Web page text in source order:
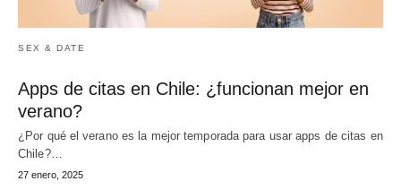
SEX & DATE
Apps de citas en Chile: ¿funcionan mejor en
verano?
¿Por qué el verano es la mejor temporada para usar apps de citas en
Chile?…
27 enero, 2025